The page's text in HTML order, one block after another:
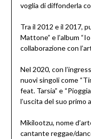
voglia di diffonderla
Tra il 2012 e il 2017,
Mattone” e l’album
collaborazione con
Nel 2020, con
nuovi singoli come
feat. Tarsia” e
l’uscita del suo primo
Mikilootzu, nome
cantante reggae/